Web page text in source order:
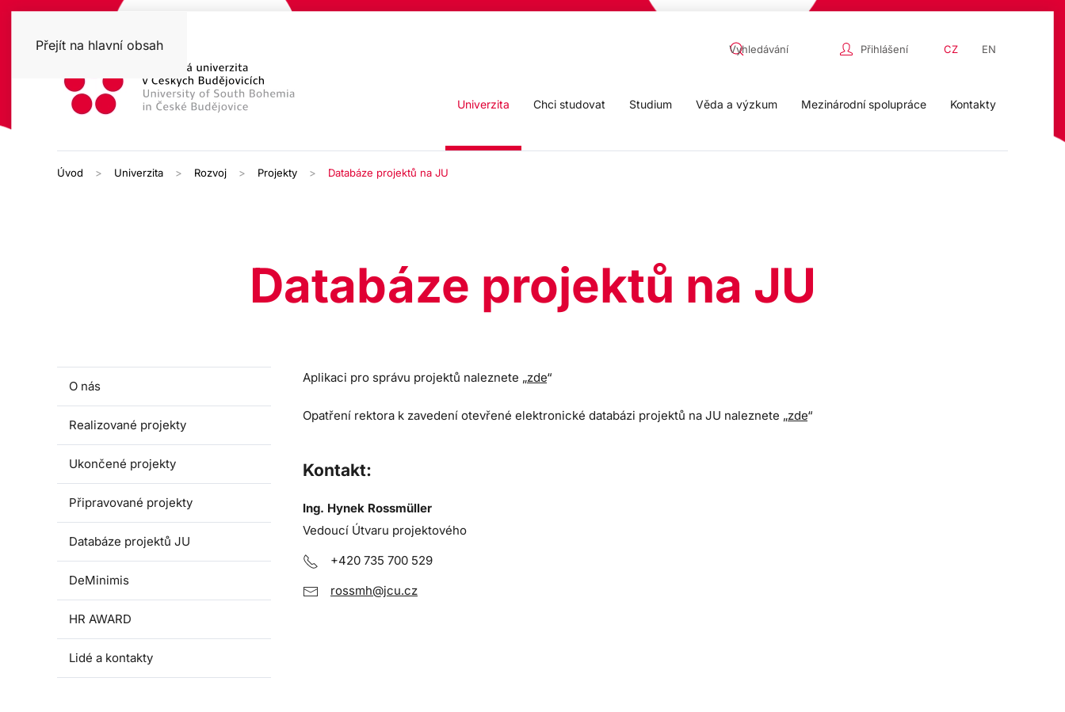
Přejít na hlavní obsah Přihlášení CZ EN
Univerzita Chci studovat Studium Věda a výzkum Mezinárodní spolupráce Kontakty
Úvod Univerzita Rozvoj Projekty Databáze projektů na JU
Databáze projektů na JU
O nás
Realizované projekty
Ukončené projekty
Připravované projekty
Databáze projektů JU
DeMinimis
HR AWARD
Lidé a kontakty
Aplikaci pro správu projektů naleznete „zde“
Opatření rektora k zavedení otevřené elektronické databázi projektů na JU naleznete „zde“
Kontakt:
Ing. Hynek Rossmüller
Vedoucí Útvaru projektového
+420 735 700 529
rossmh@jcu.cz